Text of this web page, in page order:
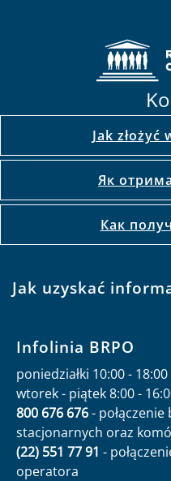
Jak złożyć
Як
Как
Jak uzyskać
Infolinia BRPO
poniedziałki 10:00 - 18:00
wtorek - piątek 8:00 -
800 676 676-
stacjonarnych oraz
(22) 551 77 91 -
operatora